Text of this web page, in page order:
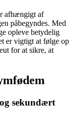
afhængigt af
påbegyndes. Med
opleve betydelig
er vigtigt at følge op
for at sikre, at
sekundært